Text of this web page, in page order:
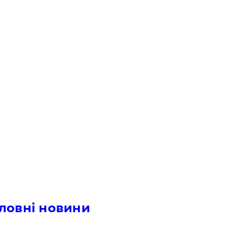
новини